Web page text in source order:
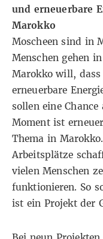
und erneuerbare
Marokko
Moscheen sind in
Menschen gehen
Marokko will,
erneuerbare
sollen eine
Moment ist
Thema in
Arbeitsplätze
vielen Menschen
funktionieren. So
ist ein Projekt der